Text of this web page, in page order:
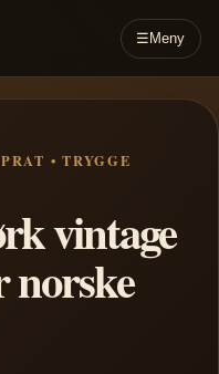
☰ Meny
• TRYGGE
vintage
norske